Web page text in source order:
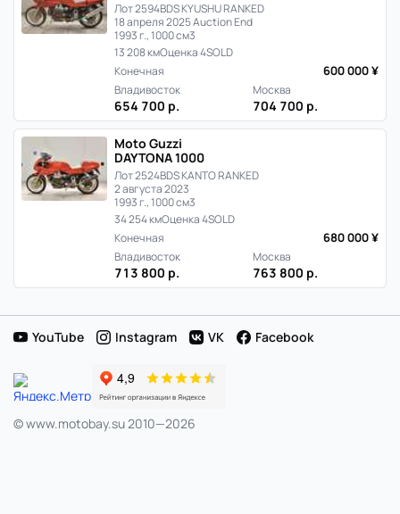
цен
продаж
в
Японии
Лот 2594BDS KYUSHU RANKED
18 апреля 2025 Auction End
1993 г., 1000 см3
13 208 кмОценка 4SOLD
Конечная
600 000 ¥
Владивосток
654 700 р.
Москва
704 700 р.
Moto Guzzi
DAYTONA 1000
Лот 2524BDS KANTO RANKED
2 августа 2023
1993 г., 1000 см3
34 254 кмОценка 4SOLD
Конечная
680 000 ¥
Владивосток
713 800 р.
Москва
763 800 р.
YouTube Instagram VK Facebook
© www.motobay.su 2010—2026